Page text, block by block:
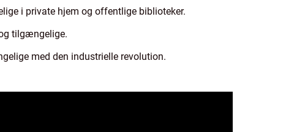
i private hjem og offentlige biblioteker.
tilgængelige.
med den industrielle revolution.